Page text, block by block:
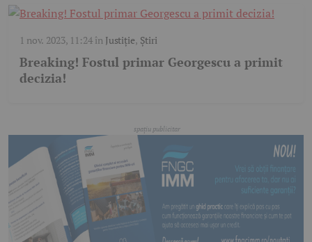
1 nov. 2023, 11:24în Justiție, Știri
Breaking! Fostul primar Georgescu a primit
decizia!